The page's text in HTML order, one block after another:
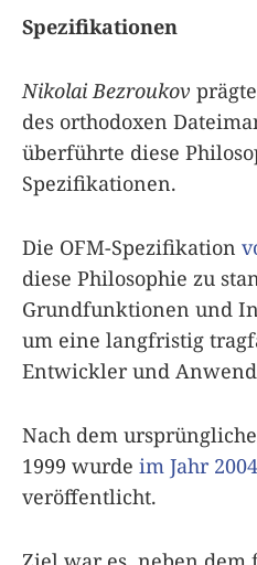
Spezifikationen
Nikolai Bezroukov
des orthodoxen
überführte diese
Spezifikationen.
Die OFM-Spezifikation
diese Philosophie zu
Grundfunktionen und
um eine langfristig
Entwickler und
Nach dem
1999 wurde im Jahr 2004
veröffentlicht.